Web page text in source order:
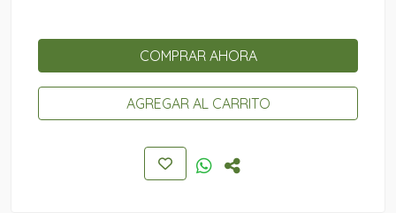
COMPRAR AHORA
AGREGAR AL CARRITO